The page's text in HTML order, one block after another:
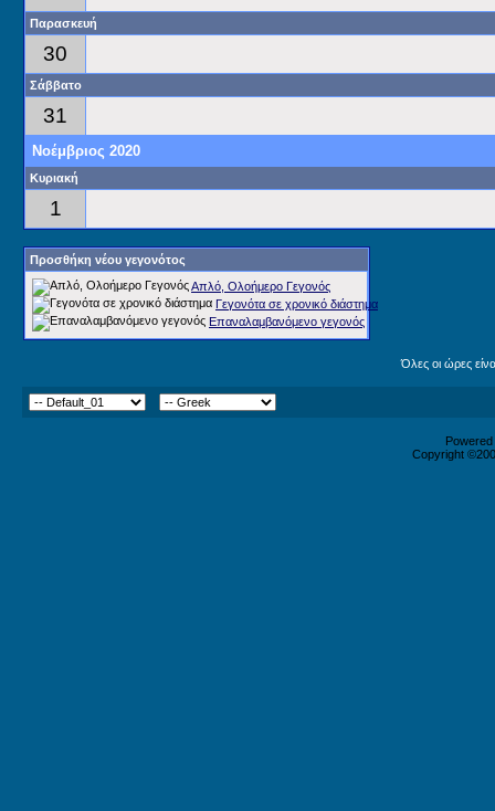
Παρασκευή
30
Σάββατο
31
Νοέμβριος 2020
Κυριακή
1
Προσθήκη νέου γεγονότος
Απλό, Ολοήμερο Γεγονός
Γεγονότα σε χρονικό διάστημα
Επαναλαμβανόμενο γεγονός
Όλες οι ώρες
Copyright